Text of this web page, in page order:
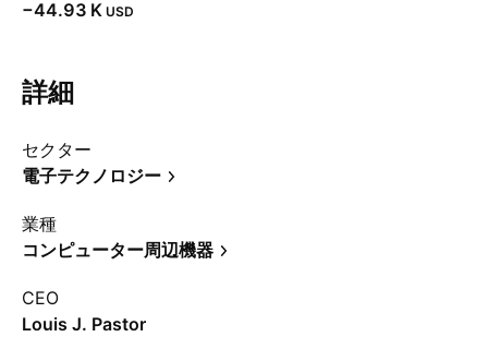
‪−44.93 K‬ USD
詳細
セクター
電子テクノロジー
業種
コンピューター周辺機器
CEO
Louis J. Pastor